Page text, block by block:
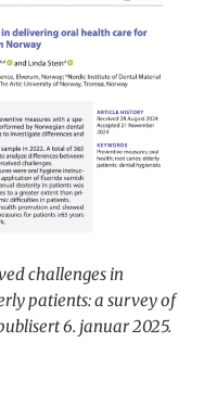
challenges in
patients: a survey of
6. januar 2025.